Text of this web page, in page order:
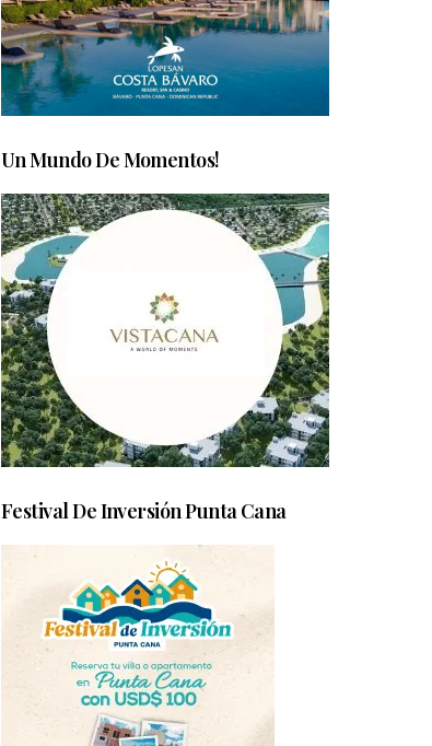
Un Mundo De Momentos!
Festival De Inversión Punta Cana